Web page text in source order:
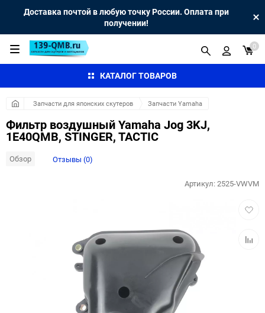
Доставка почтой в любую точку России. Оплата при
получении!
КАТАЛОГ ТОВАРОВ
0
Запчасти для японских скутеров Запчасти Yamaha
Фильтр воздушный Yamaha Jog 3KJ,
1E40QMB, STINGER, TACTIC
Обзор Отзывы (0)
Артикул:2525-VWVM